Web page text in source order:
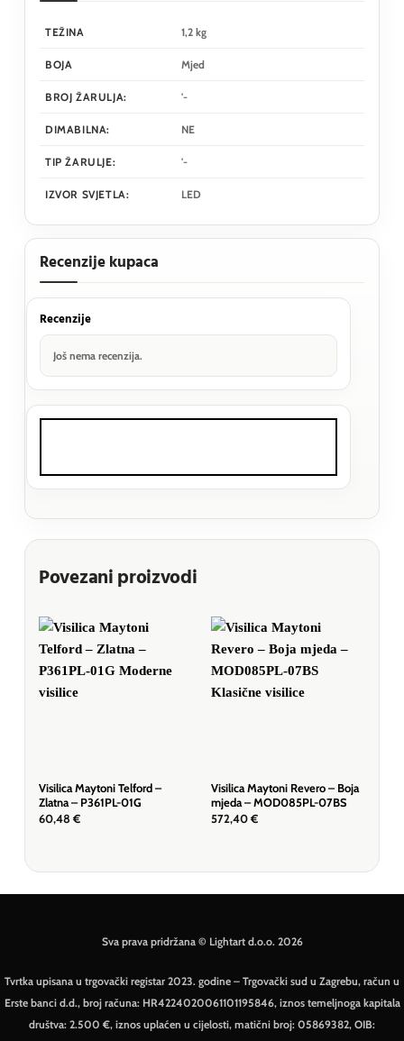
TEŽINA 1,2 kg
BOJA Mjed
BROJ ŽARULJA: '-
DIMABILNA: NE
TIP ŽARULJE: '-
IZVOR SVJETLA: LED
Recenzije kupaca
Recenzije
Još nema recenzija.
Povezani proizvodi
Visilica Maytoni Telford –
Zlatna – P361PL-01G
60,48 €
Visilica Maytoni Revero – Boja
mjeda – MOD085PL-07BS
572,40 €
Sva prava pridržana © Lightart d.o.o. 2026
Tvrtka upisana u trgovački registar 2023. godine – Trgovački sud u Zagrebu, račun u
Erste banci d.d., broj računa: HR4224020061101195846, iznos temeljnoga kapitala
društva: 2.500 €, iznos uplaćen u cijelosti, matični broj: 05869382, OIB: